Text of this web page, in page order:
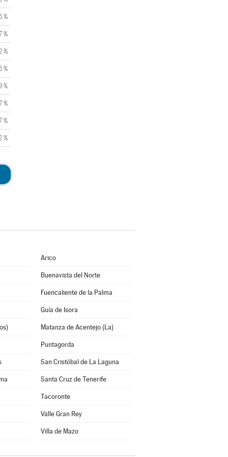
%
%
%
%
%
%
%
%
Arico
Buenavista del Norte
Fuencaliente de la Palma
Guía de Isora
Matanza de Acentejo (La)
Puntagorda
San Cristóbal de La Laguna
Santa Cruz de Tenerife
Tacoronte
Valle Gran Rey
Villa de Mazo